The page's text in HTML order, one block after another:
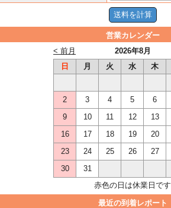
営業カレンダー
2026年8月
< 前月
日
月 火 水 木
2
3 4 5 6
9
10 11 12 13
16
17 18 19 20
23
24 25 26 27
30
31
赤色の日は休業日です
最近の到着レポート